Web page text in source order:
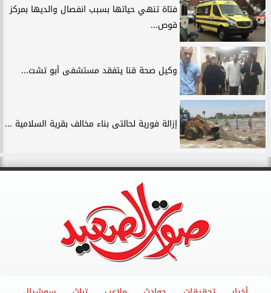
فتاة تنهي حياتها بسبب انفصال والديها بمركز
قوص...
وكيل صحة قنا يتفقد مستشفى أبو تشت...
إزالة فورية لحالتى بناء مخالف بقرية السلامية ...